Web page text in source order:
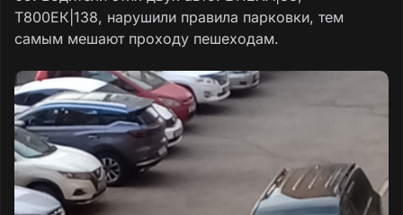
Т800ЕК|138, нарушили правила парковки, тем
самым мешают проходу пешеходам.